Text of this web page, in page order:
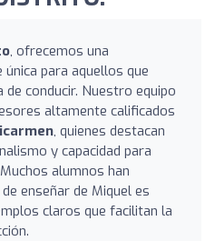
, ofrecemos una
única para aquellos que
de conducir. Nuestro equipo
altamente calificados
, quienes destacan
y capacidad para
alumnos han
enseñar de Miquel es
claros que facilitan la